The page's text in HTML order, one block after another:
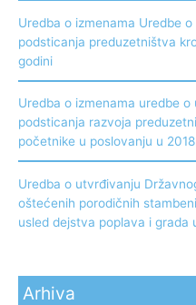
Uredba o izmenama Uredbe
podsticanja preduzetništva
godini
Uredba o izmenama uredbe
podsticanja razvoja
početnike u poslovanju u
Uredba o utvrđivanju
oštećenih porodičnih
usled dejstva poplava i grada
Arhiva